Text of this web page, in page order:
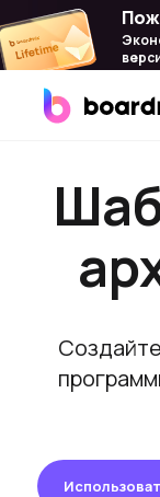
Boardmix
Boardmix SDK
Интегрировано 100+
Альтернатива Figma